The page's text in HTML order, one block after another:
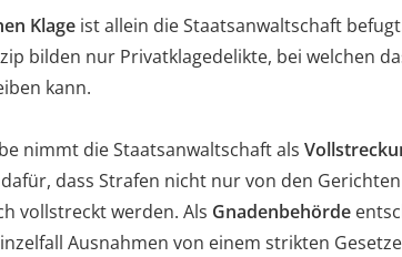
Klage ist allein die Staatsanwaltschaft
bilden nur Privatklagedelikte, bei welchen
kann.
nimmt die Staatsanwaltschaft als
dass Strafen nicht nur von den
vollstreckt werden. Als Gnadenbehörde
Ausnahmen von einem strikten